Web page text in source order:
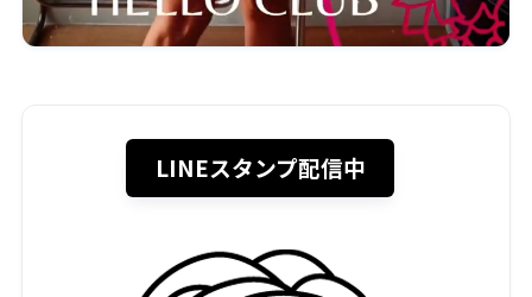
LINEスタンプ配信中